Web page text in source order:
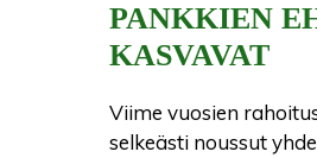
PANKKIEN
KASVAVAT
Viime vuosien
selkeästi noussut